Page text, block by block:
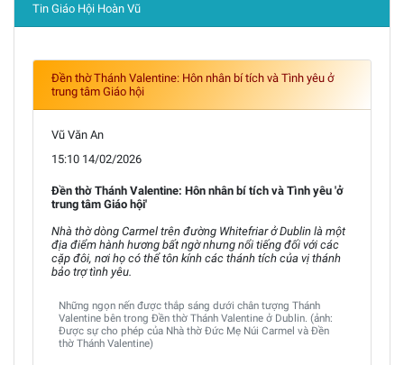
Tin Giáo Hội Hoàn Vũ
Đền thờ Thánh Valentine: Hôn nhân bí tích và Tình yêu ở
trung tâm Giáo hội
Vũ Văn An
15:10 14/02/2026
Đền thờ Thánh Valentine: Hôn nhân bí tích và Tình yêu 'ở
trung tâm Giáo hội'
Nhà thờ dòng Carmel trên đường Whitefriar ở Dublin là một
địa điểm hành hương bất ngờ nhưng nổi tiếng đối với các
cặp đôi, nơi họ có thể tôn kính các thánh tích của vị thánh
bảo trợ tình yêu.
Những ngọn nến được thắp sáng dưới chân tượng Thánh
Valentine bên trong Đền thờ Thánh Valentine ở Dublin. (ảnh:
Được sự cho phép của Nhà thờ Đức Mẹ Núi Carmel và Đền
thờ Thánh Valentine)